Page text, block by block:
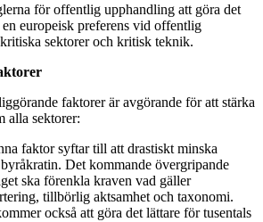
för offentlig upphandling att göra det
europeisk preferens vid offentlig
sektorer och kritisk teknik.
faktorer är avgörande för att stärka
alla sektorer:
faktor syftar till att drastiskt minska
Det kommande övergripande
ska förenkla kraven vad gäller
tillbörlig aktsamhet och taxonomi.
också att göra det lättare för tusentals